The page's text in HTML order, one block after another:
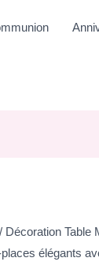
/ Décoration Table
élégants